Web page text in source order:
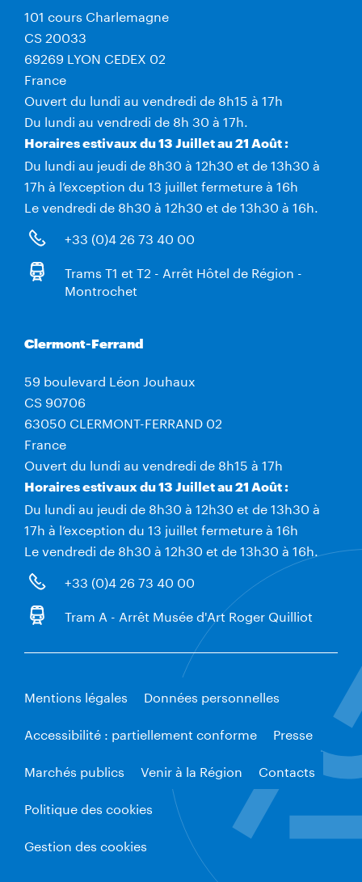
101 cours Charlemagne
CS 20033
69269 LYON CEDEX 02
France
Ouvert du lundi au vendredi de 8h15 à 17h
Du lundi au vendredi de 8h 30 à 17h.
Horaires estivaux du 13 Juillet au 21 Août :
Du lundi au jeudi de 8h30 à 12h30 et de 13h30 à
17h à l’exception du 13 juillet fermeture à 16h
Le vendredi de 8h30 à 12h30 et de 13h30 à 16h.
+33 (0)4 26 73 40 00
Trams T1 et T2 - Arrêt Hôtel de Région -
Montrochet
Clermont-Ferrand
59 boulevard Léon Jouhaux
CS 90706
63050 CLERMONT-FERRAND 02
France
Ouvert du lundi au vendredi de 8h15 à 17h
Horaires estivaux du 13 Juillet au 21 Août :
Du lundi au jeudi de 8h30 à 12h30 et de 13h30 à
17h à l’exception du 13 juillet fermeture à 16h
Le vendredi de 8h30 à 12h30 et de 13h30 à 16h.
+33 (0)4 26 73 40 00
Tram A - Arrêt Musée d'Art Roger Quilliot
Mentions légales
Données personnelles
Accessibilité : partiellement conforme
Presse
Marchés publics
Venir à la Région
Contacts
Politique des cookies
Gestion des cookies